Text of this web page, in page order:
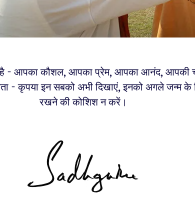
- आपका कौशल, आपका प्रेम, आपका आनंद, आपकी
- कृपया इन सबको अभी दिखाएं, इनको अगले जन्म के
रखने की कोशिश न करें।